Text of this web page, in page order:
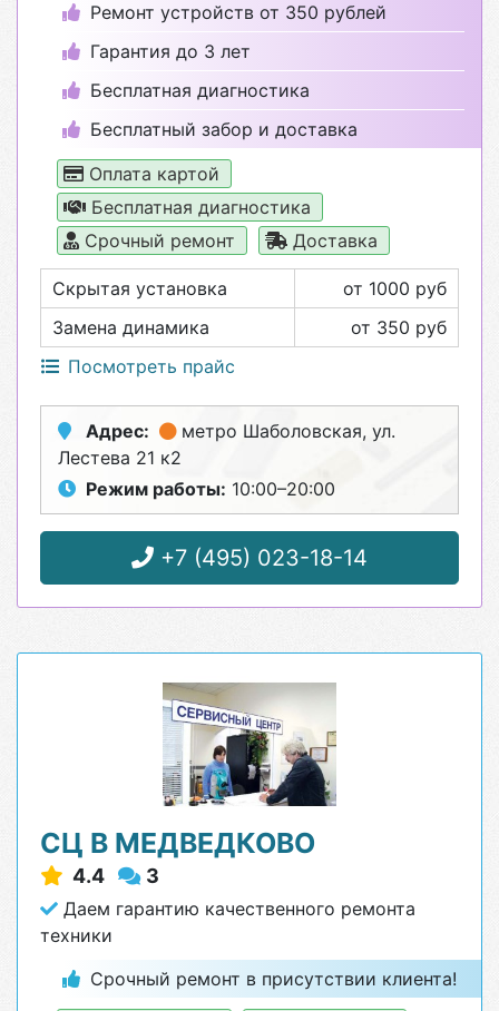
Ремонт устройств от 350 рублей
Гарантия до 3 лет
Бесплатная диагностика
Бесплатный забор и доставка
Оплата картой
Бесплатная диагностика
Срочный ремонт
Доставка
Скрытая установка
от 1000 руб
Замена динамика
от 350 руб
Посмотреть прайс
Адрес: метро Шаболовская, ул.
Лестева 21 к2
Режим работы: 10:00–20:00
+7 (495) 023-18-14
СЦ В МЕДВЕДКОВО
4.4 3
Даем гарантию качественного ремонта
техники
Срочный ремонт в присутствии клиента!